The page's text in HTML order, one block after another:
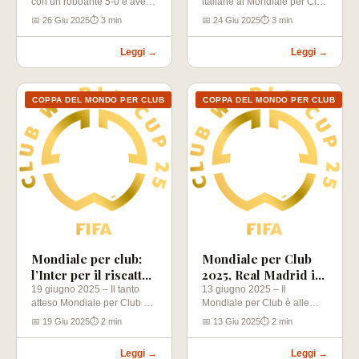
City
superato senza troppi…
📅 26 Giu 2025⏱ 3 min
Leggi →
è già sfida decisiva.…
📅 24 Giu 2025⏱ 3 min
Leggi →
COPPA DEL MONDO PER CLUB
Mondiale per club:
l’Inter per il riscatto,
la Juve per il primo
posto nel girone
19 giugno 2025 – Il tanto
atteso Mondiale per Club è
entrato nel vivo.…
📅 19 Giu 2025⏱ 2 min
Leggi →
COPPA DEL MONDO PER CLUB
Mondiale per Club
2025, Real Madrid in
pole position
13 giugno 2025 – Il
Mondiale per Club è alle
porte! La prima storica
📅 13 Giu 2025⏱ 2 min
Leggi →